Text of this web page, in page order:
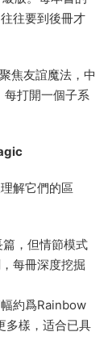
往要到後冊才
焦友誼魔法，中
打開一個子系
解它們的區
，但情節模式
每冊深度挖掘
約爲Rainbow
多樣，适合已具